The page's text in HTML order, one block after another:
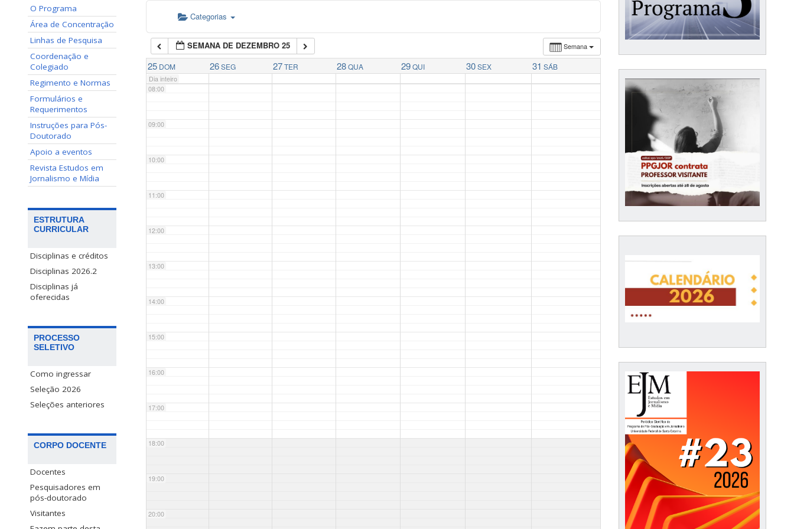
O Programa
Área de Concentração
Linhas de Pesquisa
Coordenação e
Colegiado
Regimento e Normas
Formulários e
Requerimentos
Instruções para Pós-
Doutorado
Apoio a eventos
Revista Estudos em
Jornalismo e Mídia
ESTRUTURA
CURRICULAR
Disciplinas e créditos
Disciplinas 2026.2
Disciplinas já
oferecidas
PROCESSO
SELETIVO
Como ingressar
Seleção 2026
Seleções anteriores
CORPO DOCENTE
Docentes
Pesquisadores em
pós-doutorado
Visitantes
Categorias
Semana
SEMANA DE DEZEMBRO 25
25 DOM 26 SEG 27 TER 28 QUA 29 QUI 30 SEX 31 SÁB
Dia inteiro
07:00
08:00
09:00
10:00
11:00
12:00
13:00
14:00
15:00
16:00
17:00
18:00
19:00
20:00